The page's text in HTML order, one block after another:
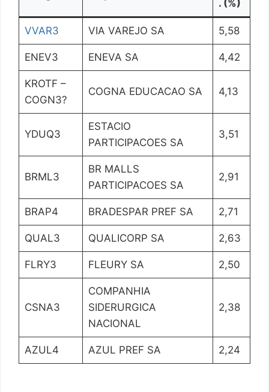
. (%)
VVAR3 VIA VAREJO SA 5,58
ENEV3 ENEVA SA 4,42
KROTF –
COGN3?
COGNA EDUCACAO SA 4,13
YDUQ3
ESTACIO
PARTICIPACOES SA
3,51
BRML3
BR MALLS
PARTICIPACOES SA
2,91
BRAP4 BRADESPAR PREF SA 2,71
QUAL3 QUALICORP SA 2,63
FLRY3 FLEURY SA 2,50
CSNA3
COMPANHIA
SIDERURGICA
NACIONAL
2,38
AZUL4 AZUL PREF SA 2,24